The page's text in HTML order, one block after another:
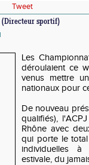
Tweet
(Directeur sportif)
Les
déroulaient ce
venus mettre
nationaux pour
De nouveau
qualifiés),
Rhône avec
qui porte le
individuelles
estivale, du